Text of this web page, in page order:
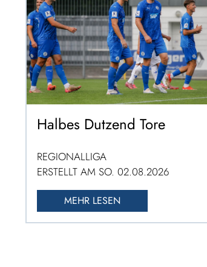
Halbes Dutzend Tore
REGIONALLIGA
ERSTELLT AM SO. 02.08.2026
MEHR LESEN